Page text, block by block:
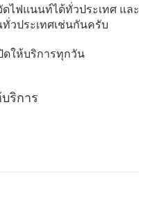
ไฟแนนท์ได้ทั่วประเทศ และ
วประเทศเช่นกันครับ
ดให้บริการทุกวัน
ริการ